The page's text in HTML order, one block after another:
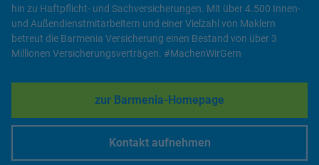
hin zu Haftpflicht- und Sachversicherungen. Mit über 4.500 Innen-
und Außendienstmitarbeitern und einer Vielzahl von Maklern
betreut die Barmenia Versicherung einen Bestand von über 3
Millionen Versicherungsverträgen. #MachenWirGern
zur Barmenia-Homepage
Link Opens in New Tab
Kontakt aufnehmen